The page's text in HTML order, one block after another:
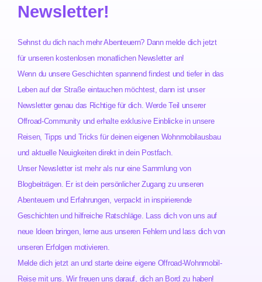
Newsletter!
Sehnst du dich nach mehr Abenteuern? Dann melde dich jetzt
für unseren kostenlosen monatlichen Newsletter an!
Wenn du unsere Geschichten spannend findest und tiefer in das
Leben auf der Straße eintauchen möchtest, dann ist unser
Newsletter genau das Richtige für dich. Werde Teil unserer
Offroad-Community und erhalte exklusive Einblicke in unsere
Reisen, Tipps und Tricks für deinen eigenen Wohnmobilausbau
und aktuelle Neuigkeiten direkt in dein Postfach.
Unser Newsletter ist mehr als nur eine Sammlung von
Blogbeiträgen. Er ist dein persönlicher Zugang zu unseren
Abenteuern und Erfahrungen, verpackt in inspirierende
Geschichten und hilfreiche Ratschläge. Lass dich von uns auf
neue Ideen bringen, lerne aus unseren Fehlern und lass dich von
unseren Erfolgen motivieren.
Melde dich jetzt an und starte deine eigene Offroad-Wohnmobil-
Reise mit uns. Wir freuen uns darauf, dich an Bord zu haben!